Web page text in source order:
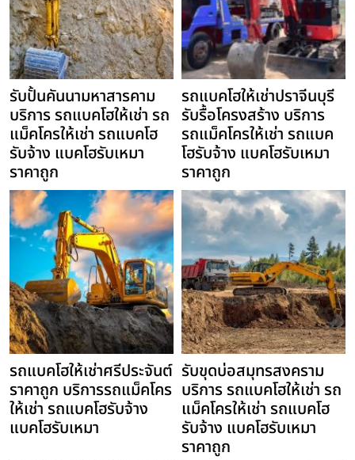
รับปั้นคันนามหาสารคาม
บริการ รถแบคโฮให้เช่า รถ
แม็คโครให้เช่า รถแบคโฮ
รับจ้าง แบคโฮรับเหมา
ราคาถูก
รถแบคโฮให้เช่าปราจีนบุรี
รับรื้อโครงสร้าง บริการ
รถแม็คโครให้เช่า รถแบค
โฮรับจ้าง แบคโฮรับเหมา
ราคาถูก
รถแบคโฮให้เช่าศรีประจันต์
ราคาถูก บริการรถแม็คโคร
ให้เช่า รถแบคโฮรับจ้าง
แบคโฮรับเหมา
รับขุดบ่อสมุทรสงคราม
บริการ รถแบคโฮให้เช่า รถ
แม็คโครให้เช่า รถแบคโฮ
รับจ้าง แบคโฮรับเหมา
ราคาถูก